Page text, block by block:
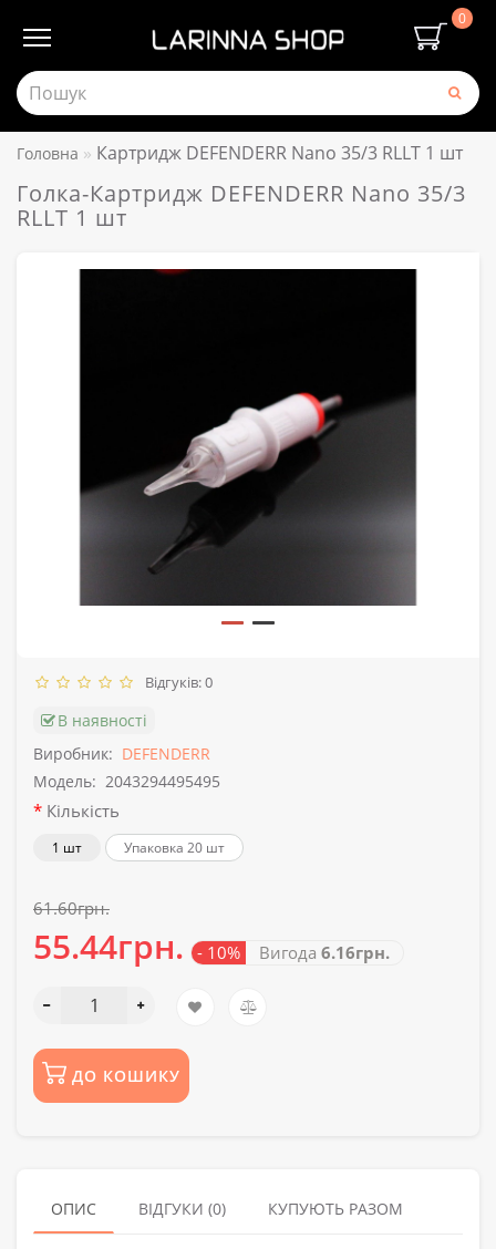
0
Головна Картридж DEFENDERR Nano 35/3 RLLT 1 шт
Голка-Картридж DEFENDERR Nano 35/3
RLLT 1 шт
Відгуків: 0
В наявності
Виробник: DEFENDERR
Модель: 2043294495495
Кількість
1 шт Упаковка 20 шт
61.60грн.
55.44грн. - 10% Вигода 6.16грн.
ДО КОШИКУ
ОПИС ВІДГУКИ (0) КУПУЮТЬ РАЗОМ